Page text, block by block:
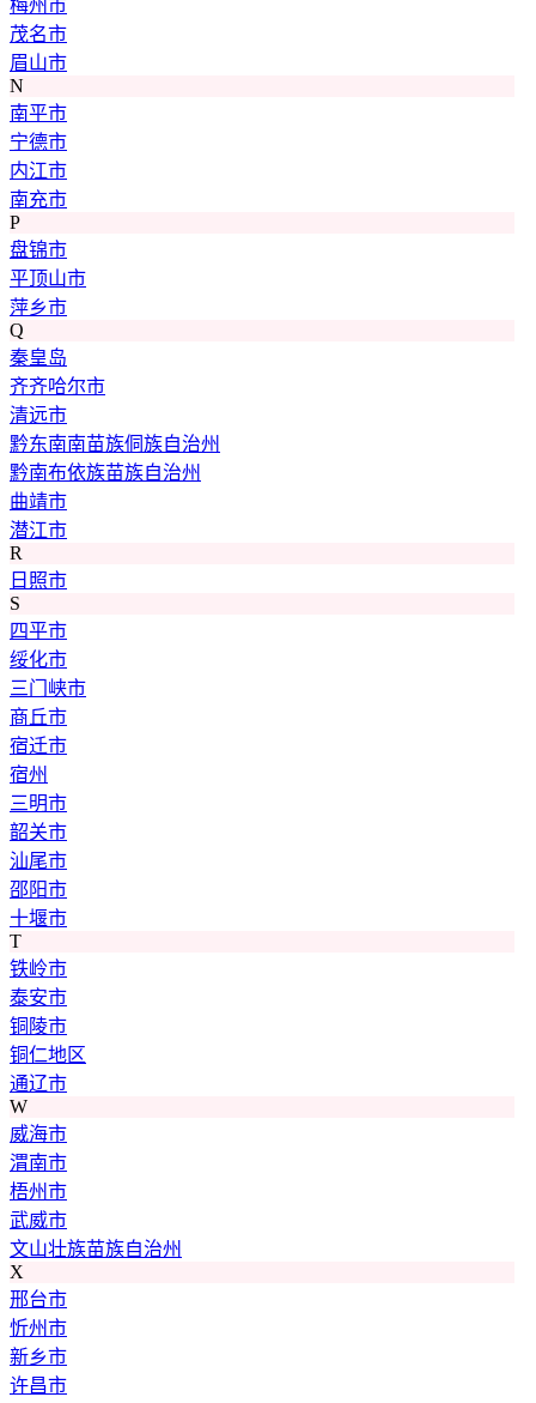
梅州市
茂名市
眉山市
N
南平市
宁德市
内江市
南充市
P
盘锦市
平顶山市
萍乡市
Q
秦皇岛
齐齐哈尔市
清远市
黔东南南苗族侗族自治州
黔南布依族苗族自治州
曲靖市
潜江市
R
日照市
S
四平市
绥化市
三门峡市
商丘市
宿迁市
宿州
三明市
韶关市
汕尾市
邵阳市
十堰市
T
铁岭市
泰安市
铜陵市
铜仁地区
通辽市
W
威海市
渭南市
梧州市
武威市
文山壮族苗族自治州
X
邢台市
忻州市
新乡市
许昌市